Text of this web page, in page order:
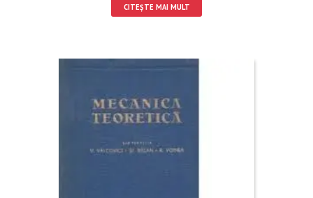
CITEȘTE MAI MULT